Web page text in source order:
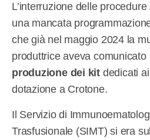
L’interruzione delle procedure
una mancata
che già nel maggio 2024 la
produttrice aveva comunicato
produzione dei kit dedicati
dotazione a Crotone.
Il Servizio di
Trasfusionale (SIMT) si era